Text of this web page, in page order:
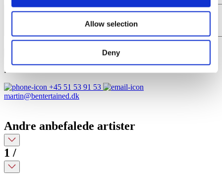
Allow selection
Deny
Kontakt
+45 51 53 91 53
martin@bentertained.dk
Andre anbefalede artister
1 /